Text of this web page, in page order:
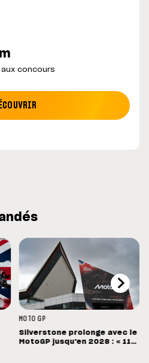
concours
MOTO GP
Silverstone prolonge avec le
MotoGP jusqu'en 2028 : « 11